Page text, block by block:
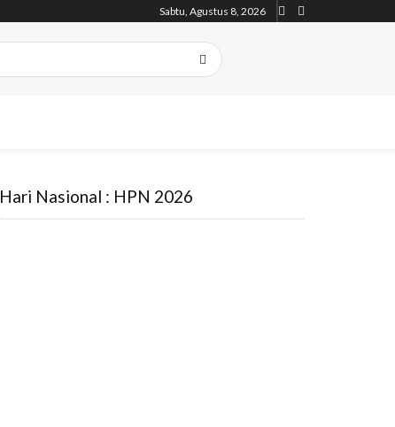
Sabtu, Agustus 8, 2026
Hari Nasional : HPN 2026